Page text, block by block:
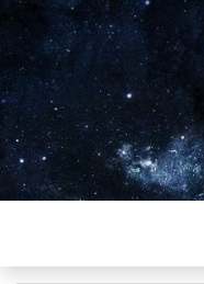
Plus de 2800